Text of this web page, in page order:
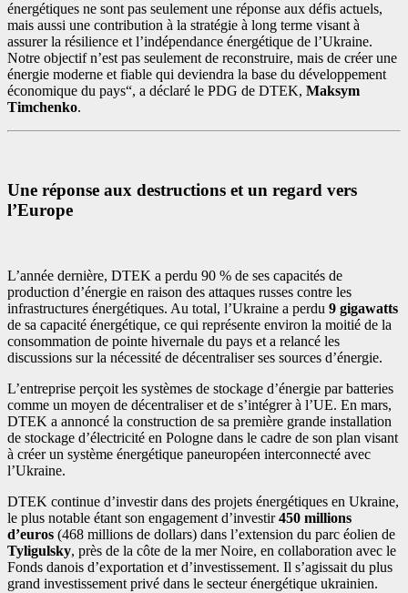
énergétiques ne sont pas seulement une réponse aux défis actuels,
mais aussi une contribution à la stratégie à long terme visant à
assurer la résilience et l’indépendance énergétique de l’Ukraine.
Notre objectif n’est pas seulement de reconstruire, mais de créer une
énergie moderne et fiable qui deviendra la base du développement
économique du pays“, a déclaré le PDG de DTEK, Maksym
Timchenko.
Une réponse aux destructions et un regard vers
l’Europe
L’année dernière, DTEK a perdu 90 % de ses capacités de
production d’énergie en raison des attaques russes contre les
infrastructures énergétiques. Au total, l’Ukraine a perdu 9 gigawatts
de sa capacité énergétique, ce qui représente environ la moitié de la
consommation de pointe hivernale du pays et a relancé les
discussions sur la nécessité de décentraliser ses sources d’énergie.
L’entreprise perçoit les systèmes de stockage d’énergie par batteries
comme un moyen de décentraliser et de s’intégrer à l’UE. En mars,
DTEK a annoncé la construction de sa première grande installation
de stockage d’électricité en Pologne dans le cadre de son plan visant
à créer un système énergétique paneuropéen interconnecté avec
l’Ukraine.
DTEK continue d’investir dans des projets énergétiques en Ukraine,
le plus notable étant son engagement d’investir450 millions
d’euros (468 millions de dollars) dans l’extension du parc éolien de
Tyligulsky, près de la côte de la mer Noire, en collaboration avec le
Fonds danois d’exportation et d’investissement. Il s’agissait du plus
grand investissement privé dans le secteur énergétique ukrainien.